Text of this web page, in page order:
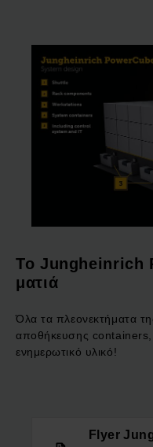
Το Jungheinrich
ματιά
Όλα τα πλεονεκτήματα
αποθήκευσης
ενημερωτικό υλικό!
Flyer